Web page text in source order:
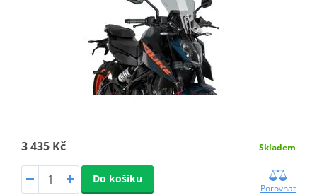
3 435 Kč Skladem
Do košíku
Porovnat